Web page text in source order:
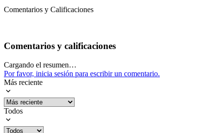
Comentarios y Calificaciones
Comentarios y calificaciones
Cargando el resumen…
Por favor, inicia sesión para escribir un comentario.
Más reciente
Todos